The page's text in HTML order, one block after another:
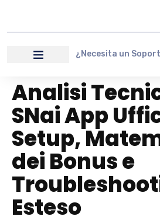
¿Necesita un
Analisi
SNai App
Setup,
dei Bonus e
Esteso